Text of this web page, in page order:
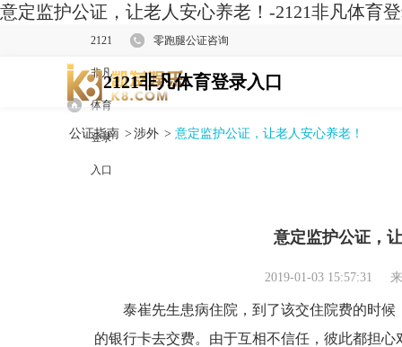
意定监护公证，让老人安心养老！-2121非凡体育
2121
非凡
体育
登录
入口
零跑腿公证咨询
2121非凡体育登录入口
公证指南 > 涉外 > 意定监护公证，让老人安心养老！
意定监护公证，
2019-01-03 15:57:31
泰崔先生患病住院，到了该交住院费的时候
的银行卡去交费。由于互相不信任，彼此都担